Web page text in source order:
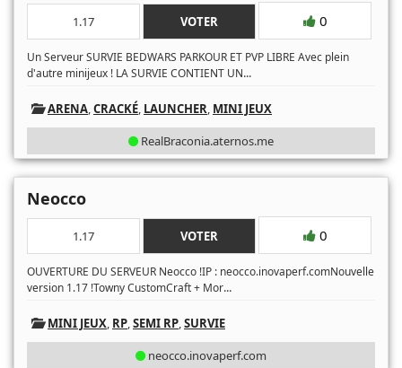
1.17 VOTER 0
Un Serveur SURVIE BEDWARS PARKOUR ET PVP LIBRE Avec plein
d'autre minijeux ! LA SURVIE CONTIENT UN...
ARENA,CRACKÉ, LAUNCHER, MINI JEUX
RealBraconia.aternos.me
Neocco
1.17 VOTER 0
OUVERTURE DU SERVEUR Neocco !IP : neocco.inovaperf.comNouvelle
version 1.17 !Towny CustomCraft + Mor...
MINI JEUX, RP,SEMI RP,SURVIE
neocco.inovaperf.com